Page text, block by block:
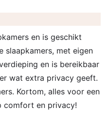
en is geschikt
slaapkamers, met eigen
en is bereikbaar
wat extra privacy geeft.
Kortom, alles voor een
comfort en privacy!